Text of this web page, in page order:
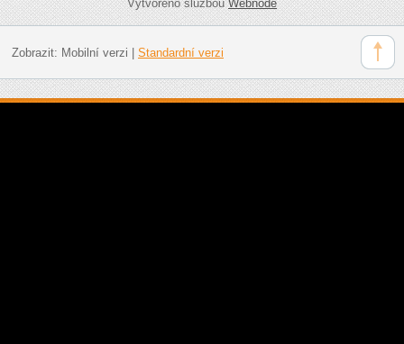
Vytvořeno službouWebnode
Zobrazit: Mobilní verzi Standardní verzi